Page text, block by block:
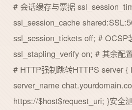
# 会话缓存与票据
ssl_session_cache
ssl_session_tickets off; # OCSP
ssl_stapling_verify on; # 其余配
# HTTP强制跳转HTTPS server {
server_name
https://$host$request_uri; }安全